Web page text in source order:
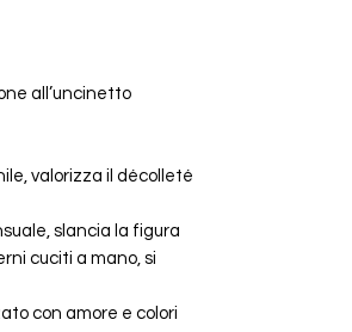
all’uncinetto
valorizza il décolleté
slancia la figura
cuciti a mano, si
con amore e colori